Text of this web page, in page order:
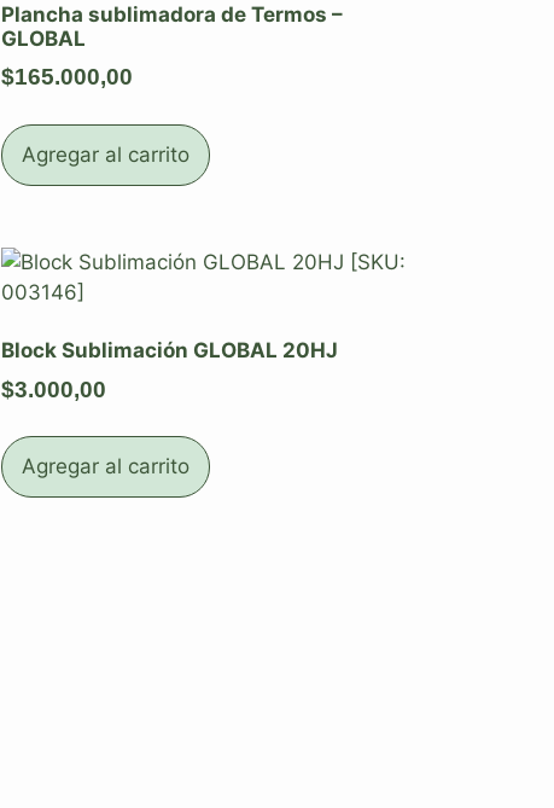
Plancha sublimadora de Termos –
GLOBAL
$165.000,00
Agregar al carrito
Block Sublimación GLOBAL 20HJ
$3.000,00
Agregar al carrito